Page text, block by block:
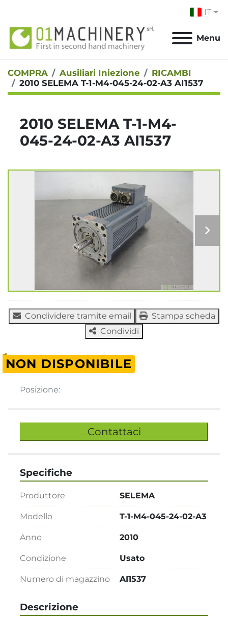
IT
Menu
COMPRA Ausiliari Iniezione
RICAMBI
2010 SELEMA T-1-M4-045-24-02-A3 AI1537
2010 SELEMA T-1-M4-
045-24-02-A3 AI1537
Condividere tramite email
Stampa scheda
Condividi
NON DISPONIBILE
Posizione:
Contattaci
Descrizione
Specifiche
Produttore SELEMA
Modello T-1-M4-045-24-02-A3
Anno 2010
Condizione Usato
Numero di magazzino AI1537